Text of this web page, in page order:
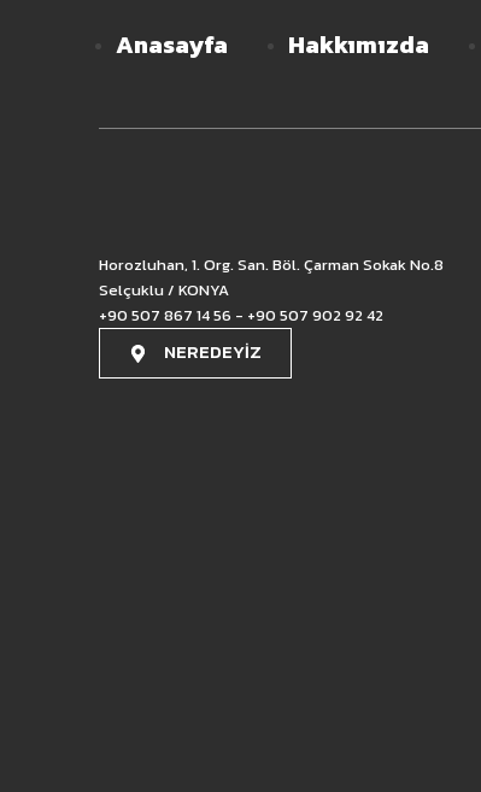
Anasayfa Hakkımızda
Horozluhan, 1. Org. San. Böl. Çarman Sokak No.8
Selçuklu / KONYA
+90 507 867 14 56 - +90 507 902 92 42
NEREDEYİZ